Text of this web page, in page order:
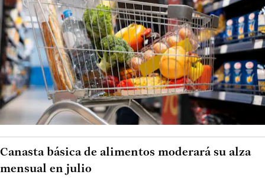
Canasta básica de alimentos moderará su alza
mensual en julio